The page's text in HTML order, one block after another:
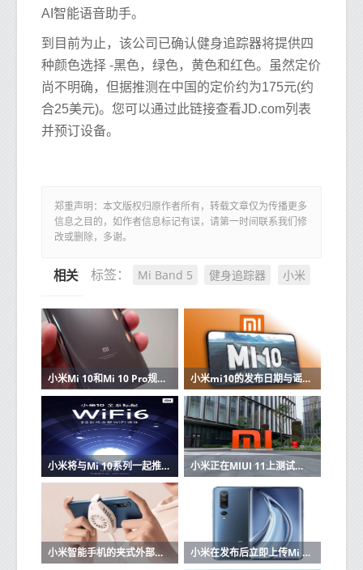
AI智能语音助手。
到目前为止，该公司已确认健身追踪器将提供四
种颜色选择 -黑色，绿色，黄色和红色。虽然定价
尚不明确，但据推测在中国的定价约为175元(约
合25美元)。您可以通过此链接查看JD.com列表
并预订设备。
郑重声明：本文版权归原作者所有，转载文章仅为传播更多
信息之目的，如作者信息标记有误，请第一时间联系我们修
改或删除，多谢。
标签： Mi Band 5 健身追踪器 小米
相关推荐
小米Mi 10和Mi 10 Pro规格和价格在线出现 小米mi10的发布日期与谣言和规格
小米将与Mi 10系列一起推出旗舰Wi-Fi 6路由器 小米正在MIUI 11上测试一项新的安全功能
小米智能手机的夹式外部散热风扇开始销售 小米在发布后立即上传Mi 10的内核源